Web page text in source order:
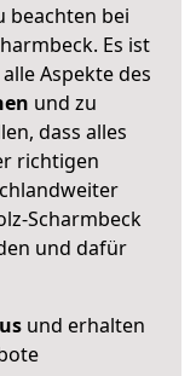
beachten bei
Es ist
Aspekte des
und zu
dass alles
richtigen
Scharmbeck
und dafür
und erhalten